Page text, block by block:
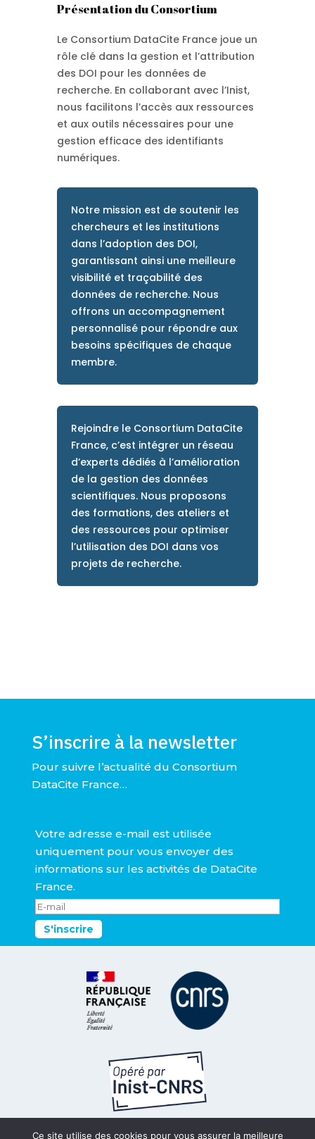
Présentation du Consortium
Le Consortium DataCite France joue un
rôle clé dans la gestion et l’attribution
des DOI pour les données de
recherche. En collaborant avec l’Inist,
nous facilitons l’accès aux ressources
et aux outils nécessaires pour une
gestion efficace des identifiants
numériques.
Notre mission est de soutenir les
chercheurs et les institutions
dans l’adoption des DOI,
garantissant ainsi une meilleure
visibilité et traçabilité des
données de recherche. Nous
offrons un accompagnement
personnalisé pour répondre aux
besoins spécifiques de chaque
membre.
Rejoindre le Consortium DataCite
France, c’est intégrer un réseau
d’experts dédiés à l’amélioration
de la gestion des données
scientifiques. Nous proposons
des formations, des ateliers et
des ressources pour optimiser
l’utilisation des DOI dans vos
projets de recherche.
S’inscrire à la newsletter
Pour suivre l’actualité du Consortium
DataCite France…
Votre adresse e-mail est utilisée
uniquement pour vous envoyer des
informations sur les activités de DataCite
France.
S'inscrire
Ce site utilise des cookies pour vous assurer la meilleure